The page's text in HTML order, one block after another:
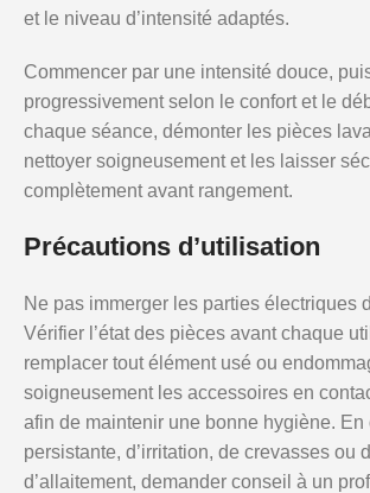
et le niveau d’intensité adaptés.
Commencer par une intensité douce,
progressivement selon le confort et le
chaque séance, démonter les pièces
nettoyer soigneusement et les laisser
complètement avant rangement.
Précautions d’utilisation
Ne pas immerger les parties électriques
Vérifier l’état des pièces avant chaque
remplacer tout élément usé ou
soigneusement les accessoires en
afin de maintenir une bonne hygiène. En
persistante, d’irritation, de crevasses ou
d’allaitement, demander conseil à un